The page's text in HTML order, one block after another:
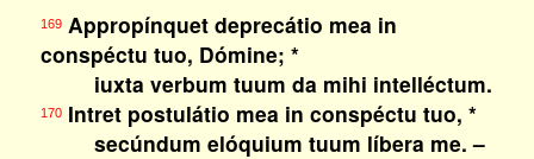
169Appropínquet deprecátio mea in
conspéctu tuo, Dómine; *
iuxta verbum tuum da mihi intelléctum.
170Intret postulátio mea in conspéctu tuo, *
secúndum elóquium tuum líbera me. –